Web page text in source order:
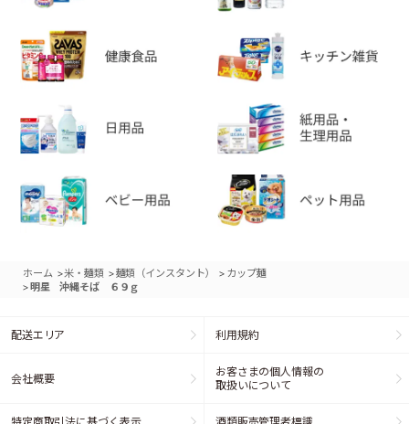
ホーム >米・麺類 >麺類（インスタント） > カップ麺
> 明星 沖縄そば ６９ｇ
配送エリア 利用規約
会社概要
お客さまの個人情報の
取扱いについて